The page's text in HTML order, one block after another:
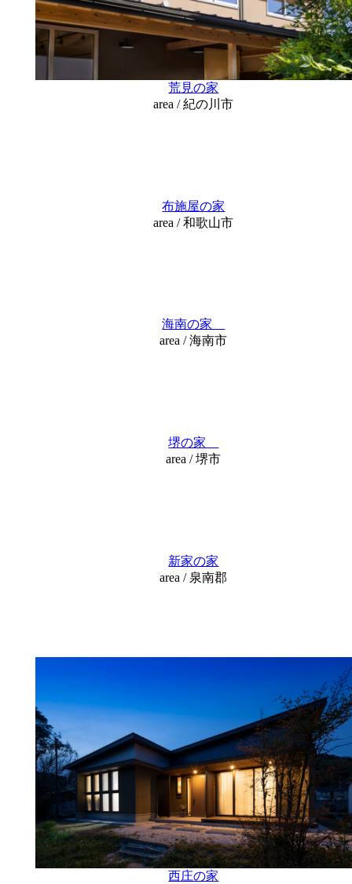
荒見の家
area / 紀の川市
布施屋の家
area / 和歌山市
海南の家
area / 海南市
堺の家
area / 堺市
新家の家
area / 泉南郡
西庄の家